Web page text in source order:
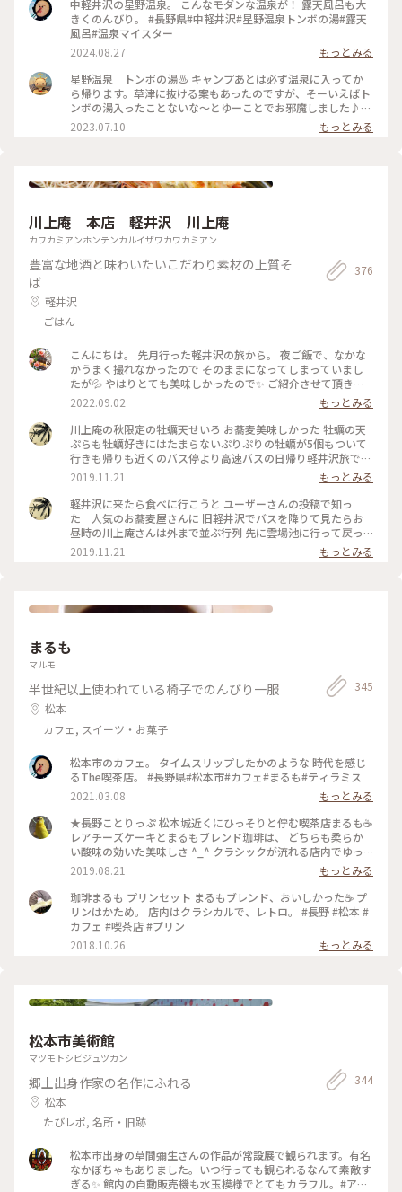
まれる心地よい温泉でした♨️ トンボの湯のすぐお隣の「カ
フェ ハングリースポット」でクラフトビールやドリンク、スイ
フトビール #温泉
中軽井沢の星野温泉。 こんなモダンな温泉が！ 露天風呂も大
きくのんびり。 #長野県#中軽井沢#星野温泉トンボの湯#露天
風呂#温泉マイスター
2024.08.27
もっとみる
星野温泉 トンボの湯♨️ キャンプあとは必ず温泉に入ってか
ら帰ります。草津に抜ける案もあったのですが、そーいえばト
ンボの湯入ったことないな〜とゆーことでお邪魔しました♪さ
すが星野リゾート！とにかくおしゃれです❣️男女が別々の建物
で計画されており、受付からの動線など勉強になりました。た
井沢だなと思った1日でた(^^)
2023.07.10 もっとみる
川上庵 本店 軽井沢 川上庵
カワカミアンホンテンカルイザワカワカミアン
豊富な地酒と味わいたいこだわり素材の上質そ
ば
軽井沢
ごはん
376
こんにちは。 先月行った軽井沢の旅から。 夜ご飯で、なかな
かうまく撮れなかったので そのままになってしまっていまし
たが💦 やはりとても美味しかったので✨ ご紹介させて頂きま
すm(__)m♪ 『川上庵 せきれい橋店』さん。 ハルニレテラス
にあります。 川の音が聞こえるテラス席でのんびり 夜ご飯を
頂きました。 テーブルにはキャンドルが灯され 雰囲気があり
ました。 どちらのお料理もとても美味しかったのですが、 や
はりお蕎麦、天ぷらもサクッとして とても美味しく頂きまし
た♡ 店員さんにも良くして頂きましたm(__)m✨ またうかがい
たいです✨ ごちそうさまでした。 ★2枚目はお豆腐、お塩や薬
味で頂きます。 ★3枚目は豚の角煮。とろとろでした。 #川上
庵せきれい橋店 #川上庵 #ハルニレテラス #軽井沢 #軽井沢の
旅 #旅の思い出 #夏の思い出 #長野県 #旧軽井沢
2022.09.02
もっとみる
川上庵の秋限定の牡蠣天せいろ お蕎麦美味しかった 牡蠣の天
ぷらも牡蠣好きにはたまらないぷりぷりの牡蠣が5個もついて
行きも帰りも近くのバス停より高速バスの日帰り軽井沢旅でし
た
2019.11.21
もっとみる
軽井沢に来たら食べに行こうと ユーザーさんの投稿で知っ
た 人気のお蕎麦屋さんに 旧軽井沢でバスを降りて見たらお
昼時の川上庵さんは外まで並ぶ行列 先に雲場池に行って戻っ
たらすぐに入れました でも食べてるとまた行列〜 軽井沢の人
気のお蕎麦屋さん 入口の紅葉も綺麗でした #秋の色彩
2019.11.21 もっとみる
まるも
マルモ
半世紀以上使われている椅子でのんびり一服
松本
カフェ, スイーツ・お菓子
345
松本市のカフェ。 タイムスリップしたかのような 時代を感じ
るThe喫茶店。 #長野県#松本市#カフェ#まるも#ティラミス
2021.03.08
もっとみる
★長野ことりっぷ 松本城近くにひっそりと佇む喫茶店まるも☕️
レアチーズケーキとまるもブレンド珈琲は、 どちらも柔らか
い酸味の効いた美味しさ ^_^ クラシックが流れる店内でゆっ
くり旅の計画たてました🙂 #旅のひととき #ことりっぷ長野 #
珈琲
2019.08.21
もっとみる
珈琲まるも プリンセット まるもブレンド、おいしかった☕️ プ
リンはかため。 店内はクラシカルで、レトロ。 #長野 #松本 #
カフェ #喫茶店 #プリン
2018.10.26
もっとみる
松本市美術館
マツモトシビジュツカン
郷土出身作家の名作にふれる
松本
たびレポ, 名所・旧跡
344
松本市出身の草間彌生さんの作品が常設展で観られます。有名
なかぼちゃもありました。いつ行っても観られるなんて素敵す
ぎる✨ 館内の自動販売機も水玉模様でとてもカラフル。#アー